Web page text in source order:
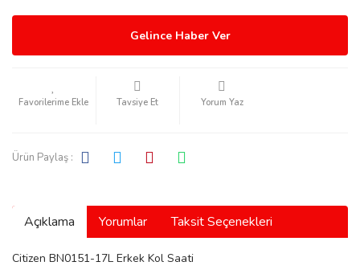
Gelince Haber Ver
Tavsiye Et Yorum Yaz
Ürün Paylaş :
Açıklama Yorumlar Taksit Seçenekleri
Citizen BN0151-17L Erkek Kol Saati